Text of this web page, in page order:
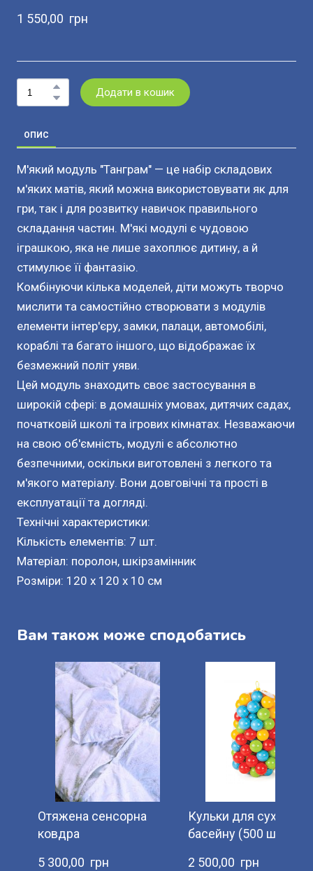
1 550,00  грн
Додати в кошик
ОПИС
М'який модуль "Танграм" — це набір складових
м'яких матів, який можна використовувати як для
гри, так і для розвитку навичок правильного
складання частин. М'які модулі є чудовою
іграшкою, яка не лише захоплює дитину, а й
стимулює її фантазію.
Комбінуючи кілька моделей, діти можуть творчо
мислити та самостійно створювати з модулів
елементи інтер'єру, замки, палаци, автомобілі,
кораблі та багато іншого, що відображає їх
безмежний політ уяви.
Цей модуль знаходить своє застосування в
широкій сфері: в домашніх умовах, дитячих садах,
початковій школі та ігрових кімнатах. Незважаючи
на свою об'ємність, модулі є абсолютно
безпечними, оскільки виготовлені з легкого та
м'якого матеріалу. Вони довговічні та прості в
експлуатації та догляді.
Технічні характеристики:
Кількість елементів: 7 шт.
Матеріал: поролон, шкірзамінник
Розміри: 120 x 120 x 10 см
Вам також може сподобатись
Отяжена сенсорна
ковдра
5 300,00  грн
Кульки для сухого
басейну (500 шт)
2 500,00  грн